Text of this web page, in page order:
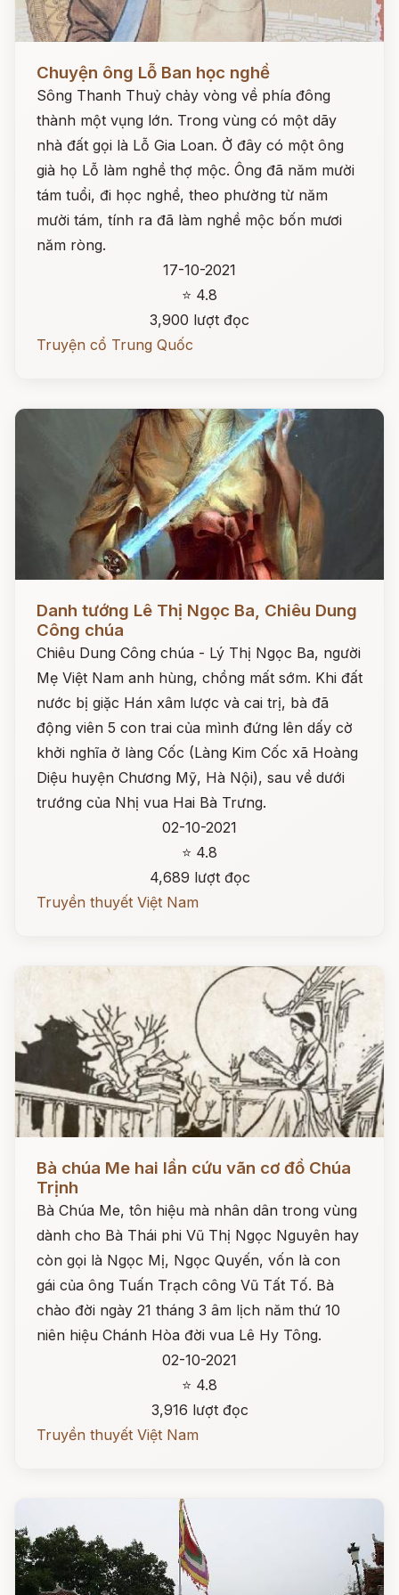
Chuyện ông Lỗ Ban học nghề
Sông Thanh Thuỷ chảy vòng về phía đông
thành một vụng lớn. Trong vùng có một dãy
nhà đất gọi là Lỗ Gia Loan. Ở đây có một ông
già họ Lỗ làm nghề thợ mộc. Ông đã năm mười
tám tuổi, đi học nghề, theo phường từ năm
mười tám, tính ra đã làm nghề mộc bốn mươi
năm ròng.
17-10-2021
⭐ 4.8
3,900 lượt đọc
Truyện cổ Trung Quốc
Danh tướng Lê Thị Ngọc Ba, Chiêu Dung
Công chúa
Chiêu Dung Công chúa - Lý Thị Ngọc Ba, người
Mẹ Việt Nam anh hùng, chồng mất sớm. Khi đất
nước bị giặc Hán xâm lược và cai trị, bà đã
động viên 5 con trai của mình đứng lên dấy cờ
khởi nghĩa ở làng Cốc (Làng Kim Cốc xã Hoàng
Diệu huyện Chương Mỹ, Hà Nội), sau về dưới
trướng của Nhị vua Hai Bà Trưng.
02-10-2021
⭐ 4.8
4,689 lượt đọc
Truyền thuyết Việt Nam
Bà chúa Me hai lần cứu vãn cơ đồ Chúa
Trịnh
Bà Chúa Me, tôn hiệu mà nhân dân trong vùng
dành cho Bà Thái phi Vũ Thị Ngọc Nguyên hay
còn gọi là Ngọc Mị, Ngọc Quyến, vốn là con
gái của ông Tuấn Trạch công Vũ Tất Tố. Bà
chào đời ngày 21 tháng 3 âm lịch năm thứ 10
niên hiệu Chánh Hòa đời vua Lê Hy Tông.
02-10-2021
⭐ 4.8
3,916 lượt đọc
Truyền thuyết Việt Nam